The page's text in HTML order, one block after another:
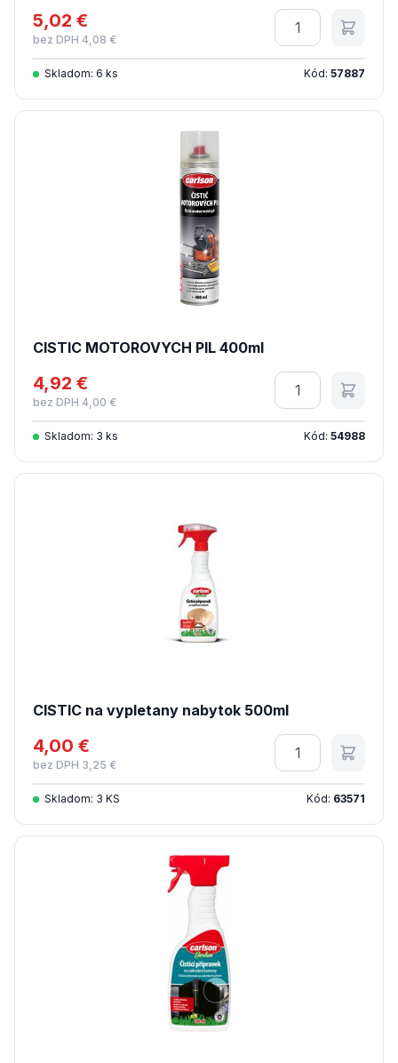
5,02 €
bez DPH 4,08 €
Množstvo
Skladom: 6 ks Kód: 57887
CISTIC MOTOROVYCH PIL 400ml
4,92 €
bez DPH 4,00 €
Množstvo
Skladom: 3 ks Kód: 54988
CISTIC na vypletany nabytok 500ml
4,00 €
bez DPH 3,25 €
Množstvo
Skladom: 3 KS Kód: 63571